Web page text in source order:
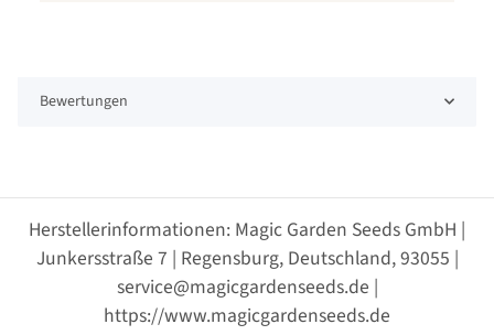
Bewertungen
Herstellerinformationen: Magic Garden Seeds GmbH |
Junkersstraße 7 | Regensburg, Deutschland, 93055 |
service@magicgardenseeds.de |
https://www.magicgardenseeds.de